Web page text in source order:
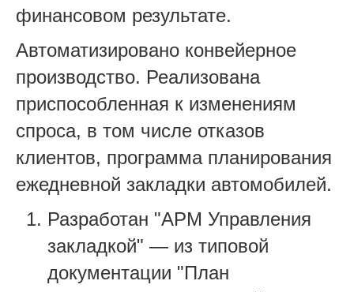
финансовом результате.
Автоматизировано конвейерное
производство. Реализована
приспособленная к изменениям
спроса, в том числе отказов
клиентов, программа планирования
ежедневной закладки автомобилей.
Разработан "АРМ Управления
закладкой" — из типовой
документации "План